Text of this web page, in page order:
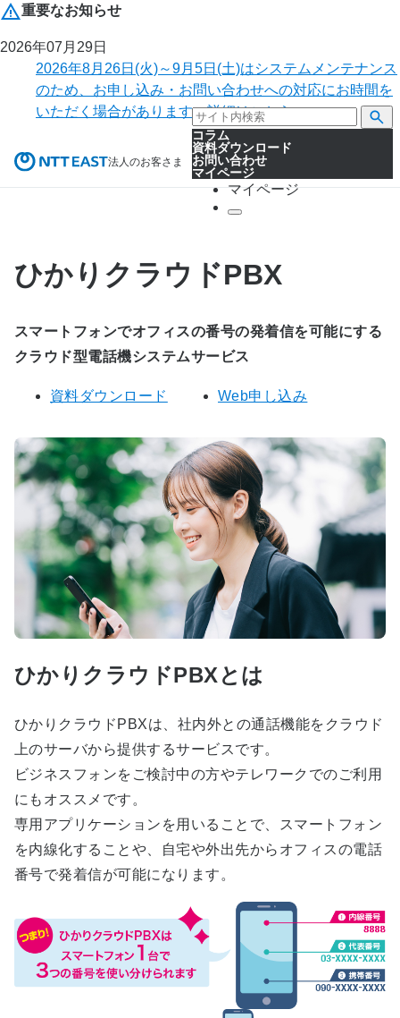
重要なお知らせ
2026年07月29日
2026年8月26日(火)～9月5日(土)はシステムメンテナンス
のため、お申し込み・お問い合わせへの対応にお時間を
いただく場合があります。詳細はこちら。
法人のお客さま
コラム
資料ダウンロード
お問い合わせ
マイページ
マイページ
ひかりクラウドPBX
スマートフォンでオフィスの番号の発着信を可能にする
クラウド型電話機システムサービス
資料ダウンロード Web申し込み
ひかりクラウドPBXとは
ひかりクラウドPBXは、社内外との通話機能をクラウド
上のサーバから提供するサービスです。
ビジネスフォンをご検討中の方やテレワークでのご利用
にもオススメです。
専用アプリケーションを用いることで、スマートフォン
を内線化することや、自宅や外出先からオフィスの電話
番号で発着信が可能になります。